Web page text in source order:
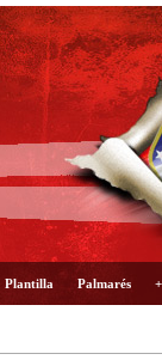
Plantilla Palmarés